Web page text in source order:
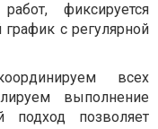
фиксируется
с регулярной
всех
выполнение
позволяет